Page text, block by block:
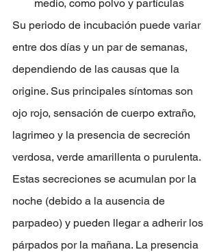
medio, como polvo y partículas
Su periodo de incubación puede variar
entre dos días y un par de semanas,
dependiendo de las causas que la
origine. Sus principales síntomas son
ojo rojo, sensación de cuerpo extraño,
lagrimeo y la presencia de secreción
verdosa, verde amarillenta o purulenta.
Estas secreciones se acumulan por la
noche (debido a la ausencia de
parpadeo) y pueden llegar a adherir los
párpados por la mañana. La presencia